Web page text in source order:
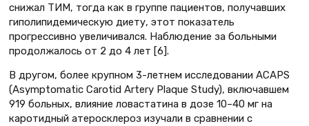
снижал ТИМ, тогда как в группе пациентов, получавших
гиполипидемическую диету, этот показатель
прогрессивно увеличивался. Наблюдение за больными
продолжалось от 2 до 4 лет [6].
В другом, более крупном 3-летнем исследовании ACAPS
(Asymptomatic Carotid Artery Plaque Study), включавшем
919 больных, влияние ловастатина в дозе 10–40 мг на
каротидный атеросклероз изучали в сравнении с